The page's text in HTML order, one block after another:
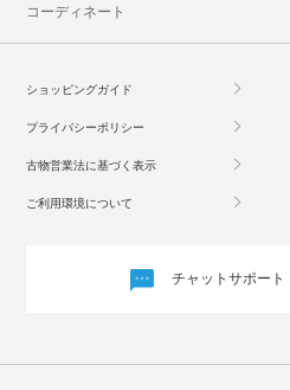
コーディネート
ショッピングガイド
プライバシーポリシー
古物営業法に基づく表示
ご利用環境について
チャットサポート